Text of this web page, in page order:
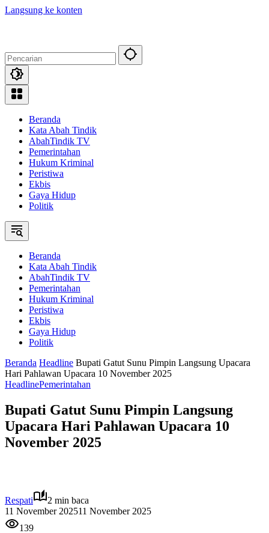
Langsung ke konten
Beranda
Kata Abah Tindik
AbahTindik TV
Pemerintahan
Hukum Kriminal
Peristiwa
Ekbis
Gaya Hidup
Politik
Beranda
Kata Abah Tindik
AbahTindik TV
Pemerintahan
Hukum Kriminal
Peristiwa
Ekbis
Gaya Hidup
Politik
Beranda Headline Bupati Gatut Sunu Pimpin Langsung Upacara
Hari Pahlawan Upacara 10 November 2025
HeadlinePemerintahan
Bupati Gatut Sunu Pimpin Langsung
Upacara Hari Pahlawan Upacara 10
November 2025
Respati
2 min baca
11 November 202511 November 2025
139